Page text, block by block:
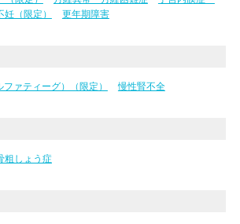
妊（限定） 更年期障害
ァティーグ）（限定） 慢性腎不全
粗しょう症